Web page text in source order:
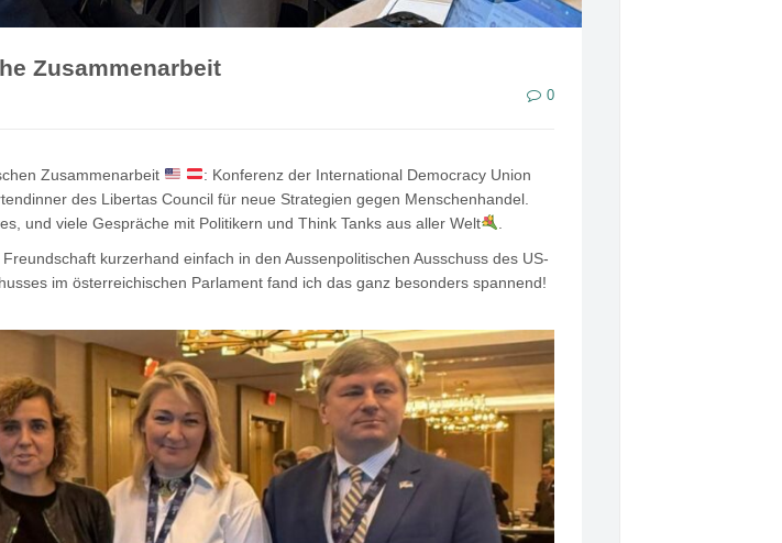
Zusammenarbeit
0
Zusammenarbeit
: Konferenz der International Democracy Union
des Libertas Council für neue Strategien gegen Menschenhandel.
und viele Gespräche mit Politikern und Think Tanks aus aller Welt
kurzerhand einfach in den Aussenpolitischen Ausschuss des US-
im österreichischen Parlament fand ich das ganz besonders spannend!